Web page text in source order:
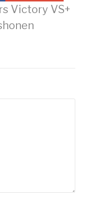
Victory VS+